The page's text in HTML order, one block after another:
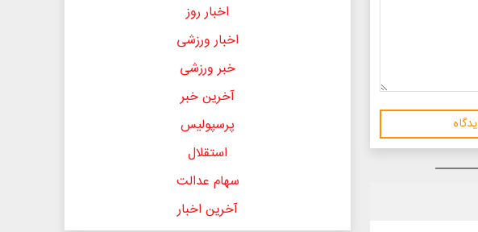
اخبار روز
اخبار ورزشی
خبر ورزشی
آخرین خبر
پرسپولیس
استقلال
سهام عدالت
آخرین اخبار